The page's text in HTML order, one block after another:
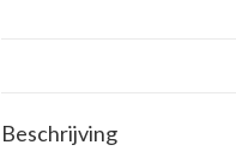
Beschrijving